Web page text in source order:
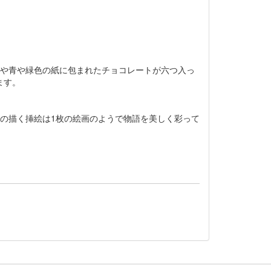
や緑色の紙に包まれたチョコレートが六つ入っ
。
く挿絵は1枚の絵画のようで物語を美しく彩って